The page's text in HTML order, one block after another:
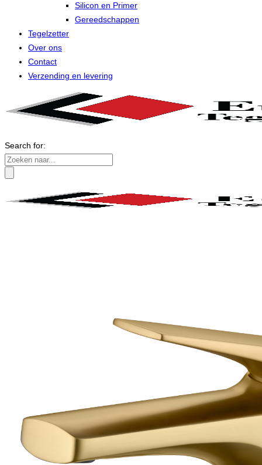
Silicon en Primer
Gereedschappen
Tegelzetter
Over ons
Contact
Verzending en levering
Search for: